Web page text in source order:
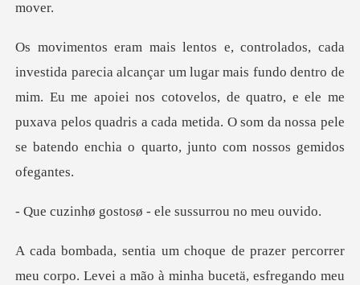
fundo dentro de
mim. Eu me apoiei nos cotovelos, de quatro, e ele me
puxava pelos quadris a c
tosø - ele sussur
a mão à minha bucetä, esfregando meu